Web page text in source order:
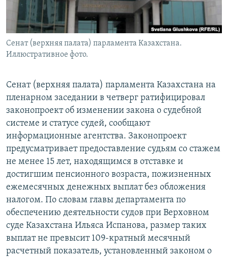
Сенат (верхняя палата) парламента Казахстана.
Иллюстративное фото.
Сенат (верхняя палата) парламента Казахстана на
пленарном заседании в четверг ратифицировал
законопроект об изменении закона о судебной
системе и статусе судей, сообщают
информационные агентства. Законопроект
предусматривает предоставление судьям со стажем
не менее 15 лет, находящимся в отставке и
достигшим пенсионного возраста, пожизненных
ежемесячных денежных выплат без обложения
налогом. По словам главы департамента по
обеспечению деятельности судов при Верховном
суде Казахстана Ильяса Испанова, размер таких
выплат не превысит 109-кратный месячный
расчетный показатель, установленный законом о